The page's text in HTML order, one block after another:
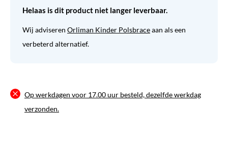
Helaas is dit product niet langer leverbaar.
Wij adviseren Orliman Kinder Polsbraceaan als een
verbeterd alternatief.
Op werkdagen voor 17.00 uur besteld, dezelfde werkdag
verzonden.